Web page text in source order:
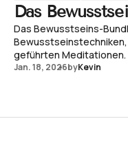
Das
Das Bewusstseins-
geführten Meditationen.
Jan. 18, 2026byKevin